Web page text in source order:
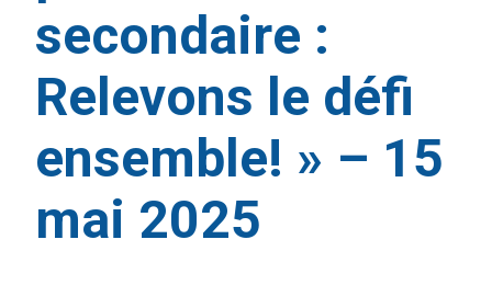
secondaire :
Relevons le défi
ensemble! » – 15
mai 2025